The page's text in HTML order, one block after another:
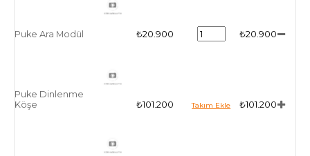
Puke Ara Modül ₺20.900 ₺20.900
Puke Dinlenme
Köşe
₺101.200 ₺101.200